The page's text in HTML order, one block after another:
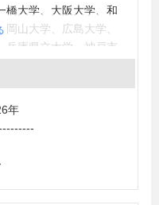
橋大学、大阪大学、和
山大学、広島大学、
兵庫県立大学、神戸市
院大学、桜美林大
上智大学、聖心女子大
、大阪産業大学、関西
神戸学院大学、神戸女